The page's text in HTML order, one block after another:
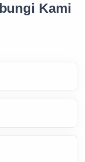
Kami